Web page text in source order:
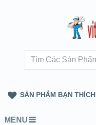
SẢN PHẨM BẠN THÍCH
MENU